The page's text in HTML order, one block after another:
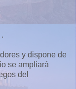
y dispone de
se ampliará
del